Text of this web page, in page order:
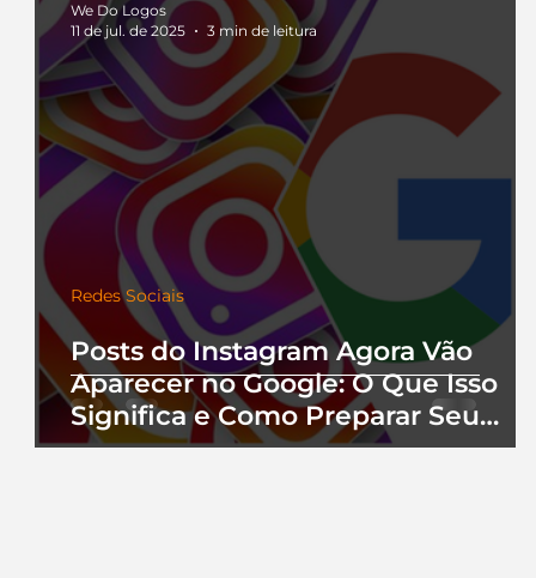
Posts do Instagram Agora Vão
Aparecer no Google: O Que Isso
Significa e Como Preparar Seu
Perfil
Redes Sociais
We Do Logos
11 de jul. de 2025
3 min de leitura